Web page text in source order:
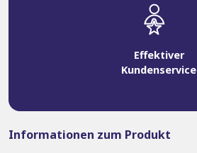
Effektiver
Kundenservice
Informationen zum Produkt